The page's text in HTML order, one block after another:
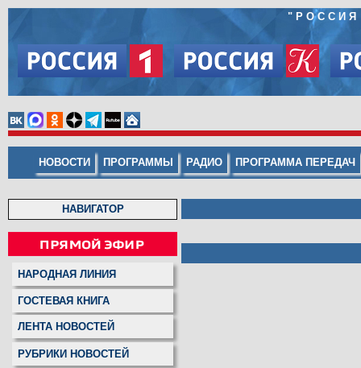
"
НОВОСТИ ПРОГРАММЫ РАДИО ПРОГРАММА ПЕРЕДАЧ
НАВИГАТОР
НАРОДНАЯ ЛИНИЯ
ГОСТЕВАЯ КНИГА
ЛЕНТА НОВОСТЕЙ
РУБРИКИ НОВОСТЕЙ